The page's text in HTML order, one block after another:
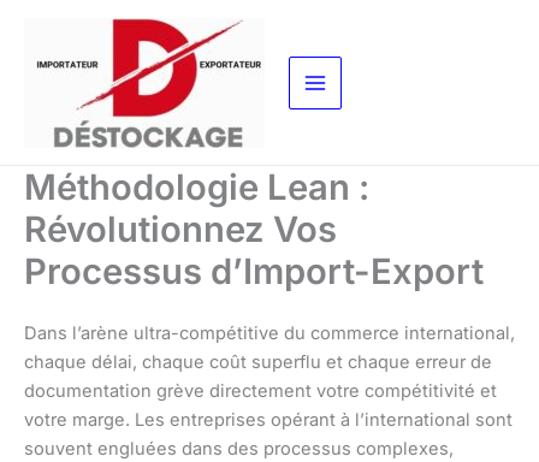
contenu
Méthodologie Lean :
Révolutionnez Vos
Processus d’Import-Export
Dans l’arène ultra-compétitive du commerce international,
chaque délai, chaque coût superflu et chaque erreur de
documentation grève directement votre compétitivité et
votre marge. Les entreprises opérant à l’international sont
souvent engluées dans des processus complexes,